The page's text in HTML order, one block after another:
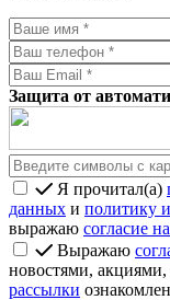
Защита от
Я прочитал(а)
данных и политику
выражаю согласие
Выражаю
новостями,
рассылки